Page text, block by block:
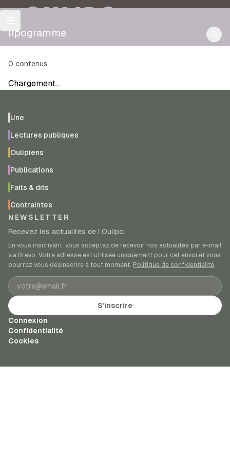
OULIPO
lipogramme
0 contenus
Chargement…
Une
Lectures publiques
Oulipiens
Publications
Faits & dits
Contraintes
NEWSLETTER
Recevez les actualités de l’Oulipo.
En vous inscrivant, vous acceptez de recevoir nos actualités par e-mail
via Brevo. Votre adresse est utilisée uniquement pour cet envoi et vous
pourrez vous désinscrire à tout moment. Politique de confidentialité.
Adresse e-mail
S’inscrire
Connexion
Confidentialité
Cookies